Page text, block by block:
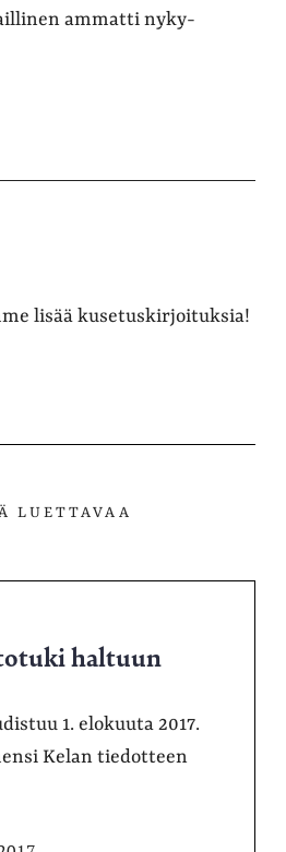
ammatti nyky-
lisää kusetuskirjoituksia!
LUETTAVAA
haltuun
1. elokuuta 2017.
Kelan tiedotteen